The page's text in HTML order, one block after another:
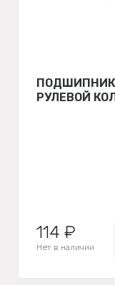
ПОДШИПНИК
РУЛЕВОЙ
114 ₽
Нет в наличии